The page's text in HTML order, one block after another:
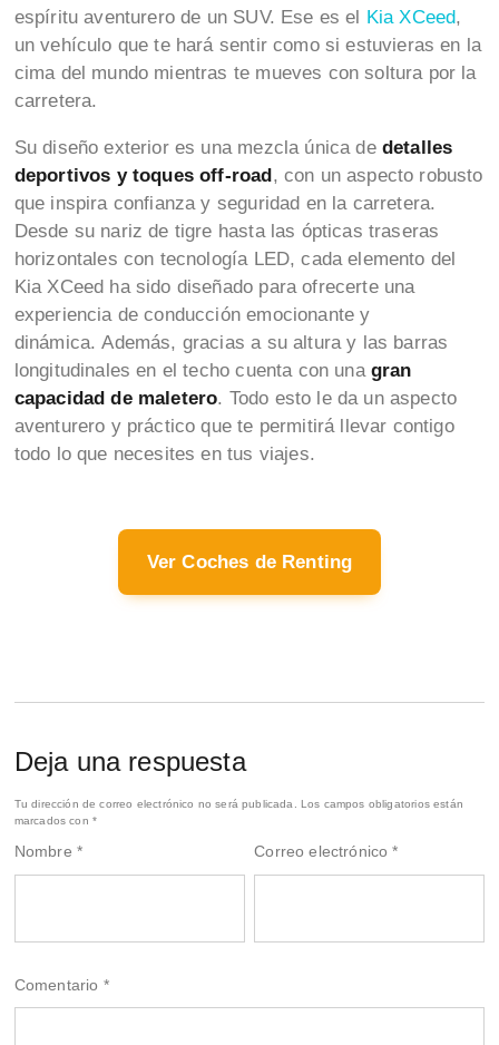
espíritu aventurero de un SUV. Ese es el Kia XCeed,
un vehículo que te hará sentir como si estuvieras en la
cima del mundo mientras te mueves con soltura por la
carretera.
Su diseño exterior es una mezcla única dedetalles
deportivos y toques off-road, con un aspecto robusto
que inspira confianza y seguridad en la carretera.
Desde su nariz de tigre hasta las ópticas traseras
horizontales con tecnología LED, cada elemento del
Kia XCeed ha sido diseñado para ofrecerte una
experiencia de conducción emocionante y
dinámica. Además, gracias a su altura y las barras
longitudinales en el techo cuenta con unagran
capacidad de maletero. Todo esto le da un aspecto
aventurero y práctico que te permitirá llevar contigo
todo lo que necesites en tus viajes.
Ver Coches de Renting
Deja una respuesta
Tu dirección de correo electrónico no será publicada. Los campos obligatorios están
marcados con *
Nombre * Correo electrónico*
Comentario *